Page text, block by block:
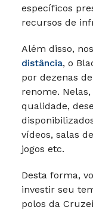
específicos
recursos de
Além disso,
distância, o
por dezenas
renome.
qualidade,
vídeos, salas
jogos etc.
Desta forma,
investir seu
polos da